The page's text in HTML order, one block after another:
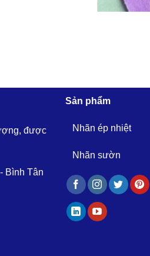
được
Bình Tân
Sản phẩm
Nhãn ép nhiệt
Nhãn sườn